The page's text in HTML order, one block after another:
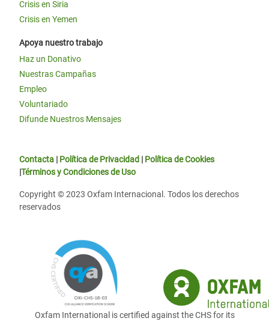
Crisis en Siria
Crisis en Yemen
Apoya nuestro trabajo
Haz un Donativo
Nuestras Campañas
Empleo
Voluntariado
Difunde Nuestros Mensajes
Contacta | Política de Privacidad | Política de Cookies
|Términos y Condiciones de Uso
Copyright © 2023 Oxfam Internacional. Todos los derechos
reservados
Oxfam International is certified against the CHS for its